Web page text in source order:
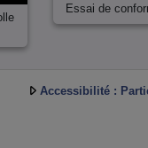
Essai de
Accessibilité :